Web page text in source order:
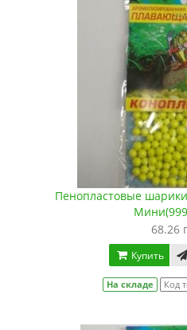
Пенопластовые
68.26
Купить
На складе Код